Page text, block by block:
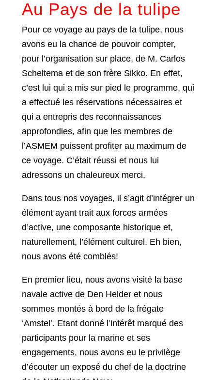
Au Pays de la tulipe
Pour ce voyage au pays de la tulipe, nous
avons eu la chance de pouvoir compter,
pour l’organisation sur place, de M. Carlos
Scheltema et de son frère Sikko. En effet,
c’est lui qui a mis sur pied le programme, qui
a effectué les réservations nécessaires et
qui a entrepris des reconnaissances
approfondies, afin que les membres de
l’ASMEM puissent profiter au maximum de
ce voyage. C’était réussi et nous lui
adressons un chaleureux merci.
Dans tous nos voyages, il s’agit d’intégrer un
élément ayant trait aux forces armées
d’active, une composante historique et,
naturellement, l’élément culturel. Eh bien,
nous avons été comblés!
En premier lieu, nous avons visité la base
navale active de Den Helder et nous
sommes montés à bord de la frégate
‘Amstel’. Etant donné l’intérêt marqué des
participants pour la marine et ses
engagements, nous avons eu le privilège
d’écouter un exposé du chef de la doctrine